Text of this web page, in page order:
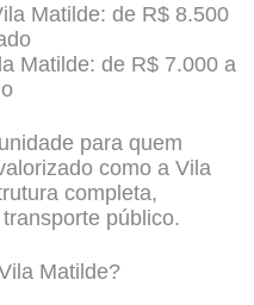
Matilde: de R$ 8.500
Matilde: de R$ 7.000 a
para quem
como a Vila
completa,
público.
Matilde?